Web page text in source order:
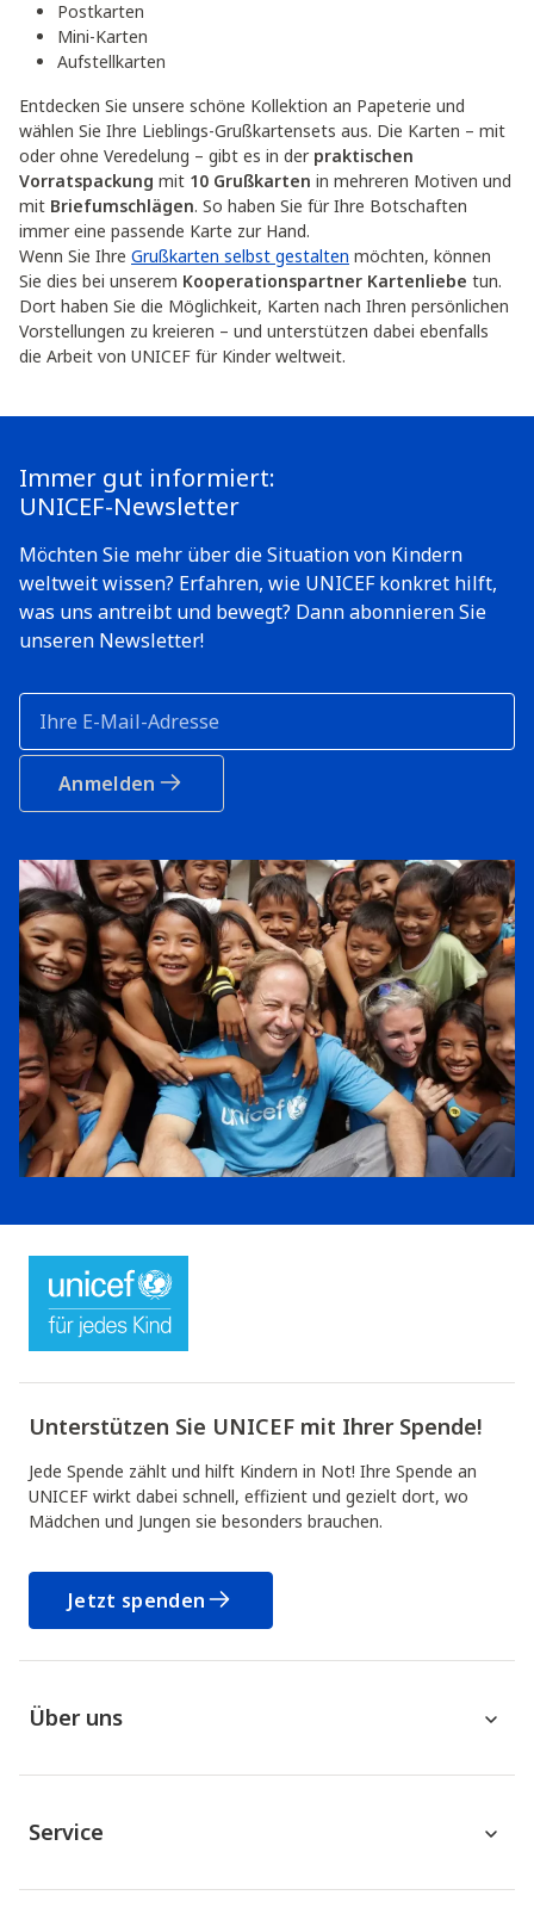
Postkarten
Mini-Karten
Aufstellkarten
Entdecken Sie unsere schöne Kollektion an Papeterie und
wählen Sie Ihre Lieblings-Grußkartensets aus. Die Karten – mit
oder ohne Veredelung – gibt es in der praktischen
Vorratspackung mit 10 Grußkarten in mehreren Motiven und
mit Briefumschlägen. So haben Sie für Ihre Botschaften
immer eine passende Karte zur Hand.
Wenn Sie Ihre Grußkarten selbst gestalten möchten, können
Sie dies bei unserem Kooperationspartner Kartenliebe tun.
Dort haben Sie die Möglichkeit, Karten nach Ihren persönlichen
Vorstellungen zu kreieren – und unterstützen dabei ebenfalls
die Arbeit von UNICEF für Kinder weltweit.
Immer gut informiert:
UNICEF-Newsletter
Möchten Sie mehr über die Situation von Kindern
weltweit wissen? Erfahren, wie UNICEF konkret hilft,
was uns antreibt und bewegt? Dann abonnieren Sie
unseren Newsletter!
Anmelden
Unterstützen Sie UNICEF mit Ihrer Spende!
Jede Spende zählt und hilft Kindern in Not! Ihre Spende an
UNICEF wirkt dabei schnell, effizient und gezielt dort, wo
Mädchen und Jungen sie besonders brauchen.
Jetzt spenden
Über uns
Service